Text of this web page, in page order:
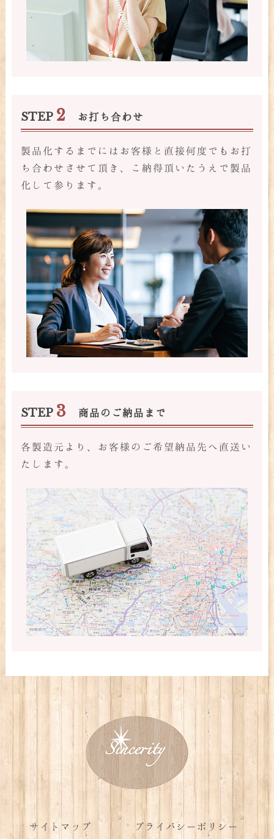
STEP 2 お打ち合わせ
製品化するまでにはお客様と直接何度でもお打
ち合わせさせて頂き、こ納得頂いたうえで製品
化して参ります。
STEP 3 商品のご納品まで
各製造元より、お客様のご希望納品先へ直送い
たします。
サイトマップ プライバシーポリシー